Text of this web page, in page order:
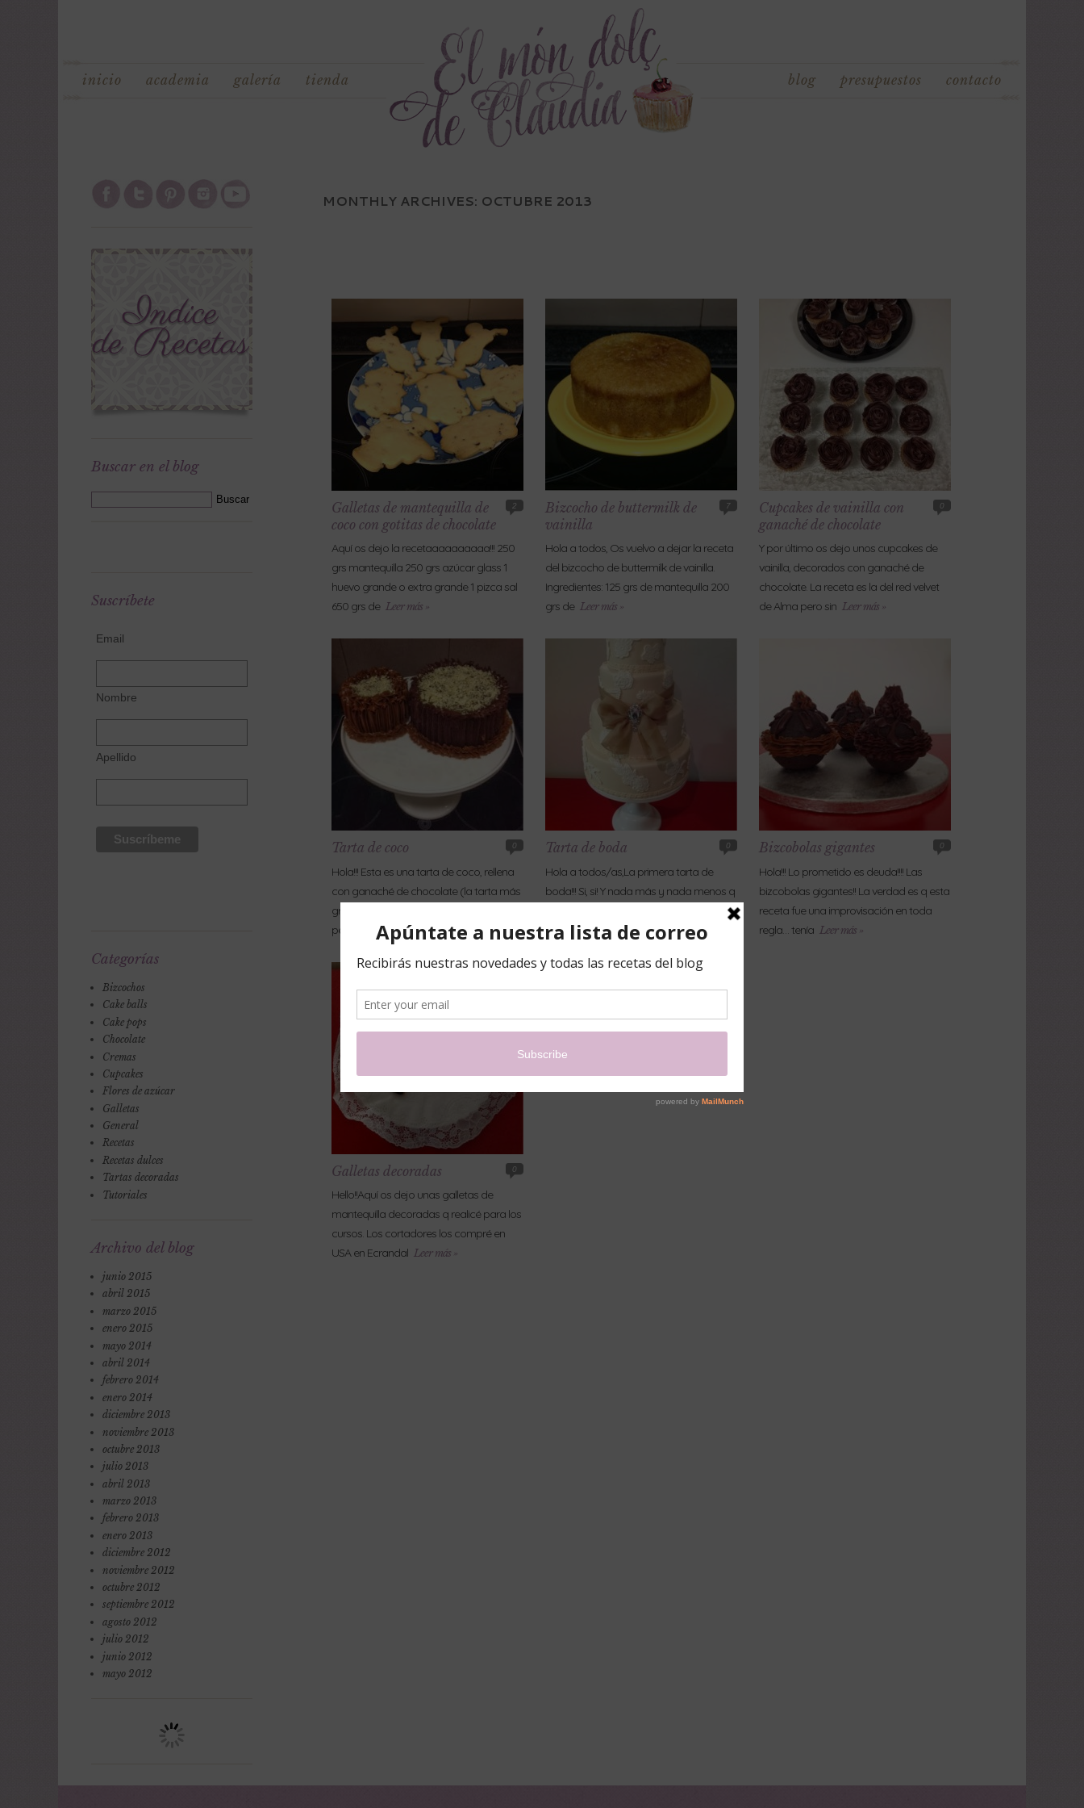
inicio academia galería tienda contacto
presupuestos
blog
Buscar en el blog
Suscríbete
Email
Nombre
Apellido
Categorías
Bizcochos
Cake balls
Cake pops
Chocolate
Cremas
Cupcakes
Flores de azúcar
Galletas
General
Recetas
Recetas dulces
Tartas decoradas
Tutoriales
Archivo del blog
junio 2015
abril 2015
marzo 2015
enero 2015
mayo 2014
abril 2014
febrero 2014
enero 2014
diciembre 2013
noviembre 2013
octubre 2013
julio 2013
abril 2013
marzo 2013
febrero 2013
enero 2013
diciembre 2012
noviembre 2012
octubre 2012
septiembre 2012
agosto 2012
julio 2012
junio 2012
mayo 2012
MONTHLY ARCHIVES: OCTUBRE 2013
2
Galletas de mantequilla de
coco con gotitas de chocolate
Aquí os dejo la recetaaaaaaaaaa!!! 250
grs mantequilla 250 grs azúcar glass 1
huevo grande o extra grande 1 pizca sal
650 grs de Leer más »
7
Bizcocho de buttermilk de
vainilla
Hola a todos, Os vuelvo a dejar la receta
del bizcocho de buttermilk de vainilla.
Ingredientes: 125 grs de mantequilla 200
grs de Leer más »
0
Cupcakes de vainilla con
ganaché de chocolate
Y por último os dejo unos cupcakes de
vainilla, decorados con ganaché de
chocolate. La receta es la del red velvet
de Alma pero sin Leer más »
0
Tarta de coco
Hola!!! Esta es una tarta de coco, rellena
con ganaché de chocolate (la tarta más
grande) y con dulce de leche (la más
pequeña). Ambas Leer más »
0
Tarta de boda
Hola a todos/as,La primera tarta de
boda!!! Si, si! Y nada más y nada menos q
Esta tarta la hicimos con Leer más »
0
Bizcobolas gigantes
Hola!!! Lo prometido es deuda!!!! Las
bizcobolas gigantes!! La verdad es q esta
receta fue una improvisación en toda
regla… tenía Leer más »
0
Galletas decoradas
Hello!!Aquí os dejo unas galletas de
mantequilla decoradas q realicé para los
cursos. Los cortadores los compré en
USA en Ecrandal Leer más »